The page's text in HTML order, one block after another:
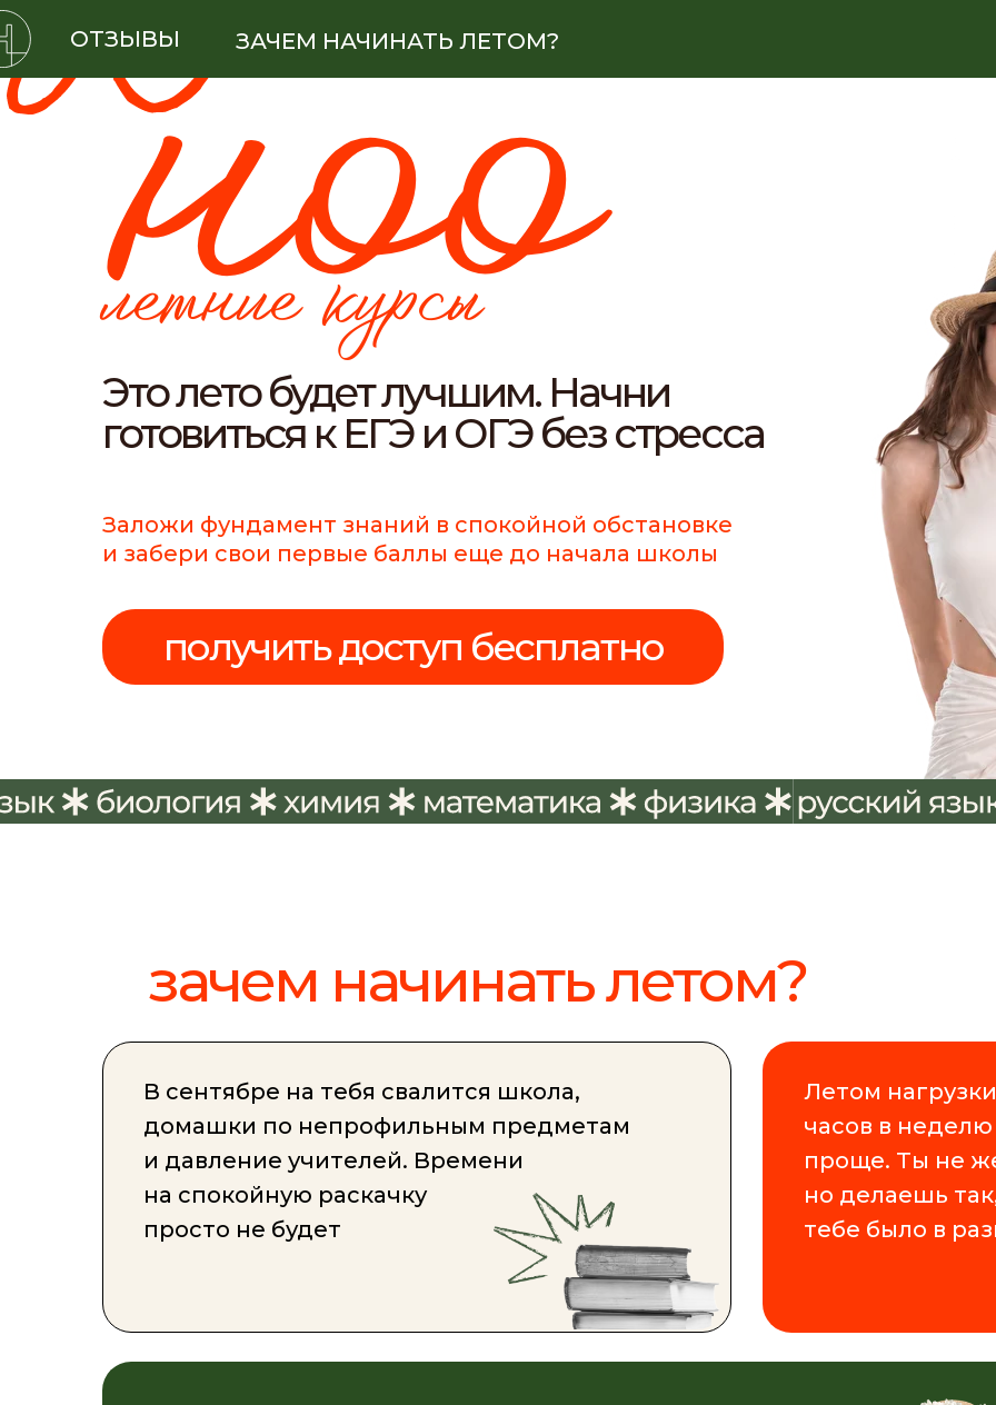
ЗАЧЕМ НАЧИНАТЬ ЛЕТОМ?
ОТЗЫВЫ
.ноо
летние курсы
Заложи фундамент знаний в спокойной обстановке
и забери свои первые баллы еще до начала школы
Это лето будет лучшим. Начни
готовиться к ЕГЭ и ОГЭ без стресса
получить доступ бесплатно
В сентябре на тебя свалится школа,
домашки по непрофильным предметам
и давление учителей. Времени
на спокойную раскачку
просто не будет
зачем начинать летом?
Летом
часов в
проще. Ты не
но делаешь
тебе было в